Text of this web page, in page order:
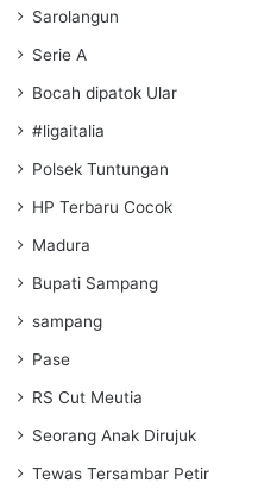
Sarolangun
Serie A
Bocah dipatok Ular
#ligaitalia
Polsek Tuntungan
HP Terbaru Cocok
Madura
Bupati Sampang
sampang
Pase
RS Cut Meutia
Seorang Anak Dirujuk
Tewas Tersambar Petir